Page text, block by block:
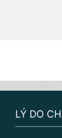
LÝ DO